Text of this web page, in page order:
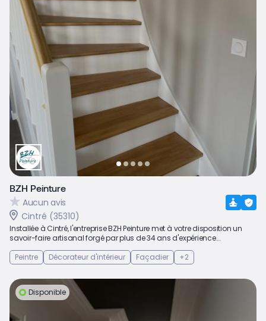
BZH Peinture
Aucun avis
Cintré (35310)
Installée à Cintré, l'entreprise BZH Peinture met à votre disposition un
savoir-faire artisanal forgé par plus de 34 ans d'expérience...
Peintre
Décorateur d'intérieur Façadier +2
Disponible